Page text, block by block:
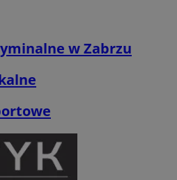
w Zabrzu